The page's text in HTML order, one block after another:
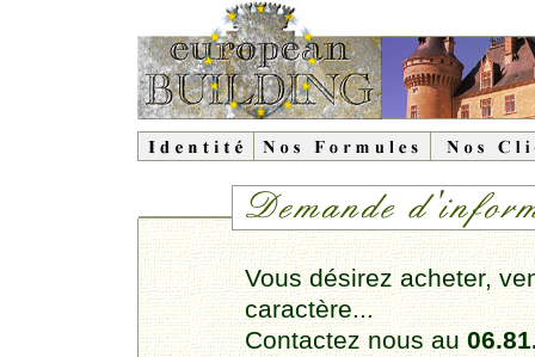
Vous désirez acheter,
caractère...
Contactez nous au